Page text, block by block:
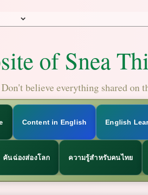
of Snea
believe everything shared on
Content in English English
คันฉ่องส่องโลก ความรู้สำหรับคนไทย